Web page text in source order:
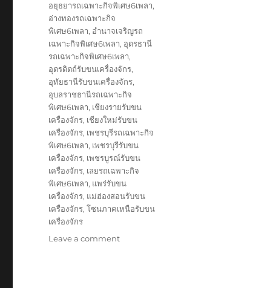
อยุธยารถเฉพาะกิจพิเศษ6เพลา,
อ่างทองรถเฉพาะกิจ
พิเศษ6เพลา, อำนาจเจริญรถ
เฉพาะกิจพิเศษ6เพลา, อุดรธานี
รถเฉพาะกิจพิเศษ6เพลา,
อุตรดิตถ์รับขนเครื่องจักร,
อุทัยธานีรับขนเครื่องจักร,
อุบลราชธานีรถเฉพาะกิจ
พิเศษ6เพลา, เชียงรายรับขน
เครื่องจักร, เชียงใหม่รับขน
เครื่องจักร, เพชรบุรีรถเฉพาะกิจ
พิเศษ6เพลา, เพชรบุรีรับขน
เครื่องจักร, เพชรบูรณ์รับขน
เครื่องจักร, เลยรถเฉพาะกิจ
พิเศษ6เพลา, แพร่รับขน
เครื่องจักร, แม่ฮ่องสอนรับขน
เครื่องจักร,โซนภาคเหนือรับขน
เครื่องจักร
Leave a commenton